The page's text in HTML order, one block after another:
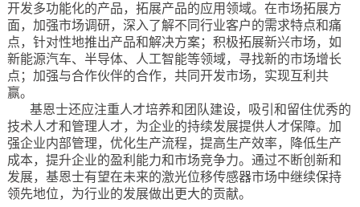
开发多功能化的产品，拓展产品的应用领域。在市场拓展方
面，加强市场调研，深入了解不同行业客户的需求特点和痛
点，针对性地推出产品和解决方案；积极拓展新兴市场，如
新能源汽车、半导体、人工智能等领域，寻找新的市场增长
点；加强与合作伙伴的合作，共同开发市场，实现互利共
赢。
基恩士还应注重人才培养和团队建设，吸引和留住优秀的
技术人才和管理人才，为企业的持续发展提供人才保障。加
强企业内部管理，优化生产流程，提高生产效率，降低生产
成本，提升企业的盈利能力和市场竞争力。通过不断创新和
发展，基恩士有望在未来的激光位移传感器市场中继续保持
领先地位，为行业的发展做出更大的贡献。